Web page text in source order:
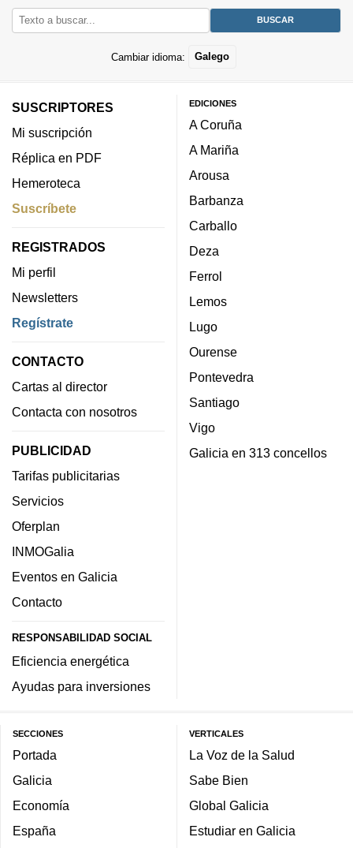
Cambiar idioma: Galego
SUSCRIPTORES
Mi suscripción
Réplica en PDF
Hemeroteca
Suscríbete
REGISTRADOS
Mi perfil
Newsletters
Regístrate
CONTACTO
Cartas al director
Contacta con nosotros
PUBLICIDAD
Tarifas publicitarias
Servicios
Oferplan
INMOGalia
Eventos en Galicia
Contacto
RESPONSABILIDAD SOCIAL
Eficiencia energética
Ayudas para inversiones
EDICIONES
A Coruña
A Mariña
Arousa
Barbanza
Carballo
Deza
Ferrol
Lemos
Lugo
Ourense
Pontevedra
Santiago
Vigo
Galicia en 313 concellos
SECCIONES
Portada
Galicia
Economía
España
VERTICALES
La Voz de la Salud
Sabe Bien
Global Galicia
Estudiar en Galicia